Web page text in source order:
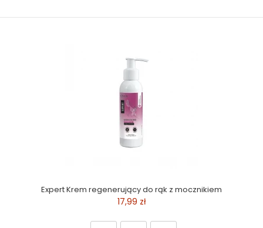
Expert Krem regenerujący do rąk z mocznikiem
17,99 zł